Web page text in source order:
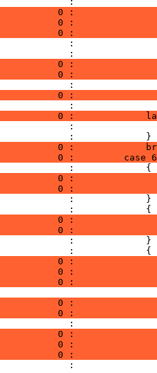
0 :
0 :
0 :
:
:
0 :
0 :
:
0 :
:
0 :
:
:             }
0 :
0 :         case
:             {
0 :
0 :
:             }
:             {
0 :
0 :
:             }
:             {
0 :
0 :
0 :
0 :
0 :
:
0 :
0 :
0 :
: